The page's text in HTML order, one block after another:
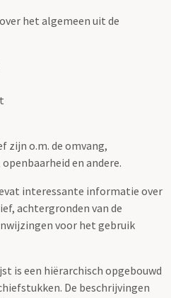
het algemeen uit de
zijn o.m. de omvang,
en andere.
interessante informatie over
achtergronden van de
voor het gebruik
is een hiërarchisch opgebouwd
De beschrijvingen